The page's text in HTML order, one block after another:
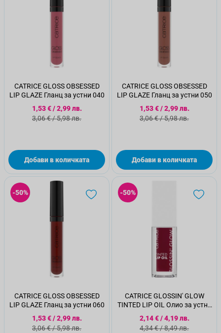
CATRICE GLOSS OBSESSED
LIP GLAZE Гланц за устни 040
Специална цена
1,53 €/2,99 лв.
Стандартна цена
3,06 €/5,98 лв.
Добави в количката
CATRICE GLOSS OBSESSED
LIP GLAZE Гланц за устни 050
Специална цена
1,53 €/2,99 лв.
Стандартна цена
3,06 €/5,98 лв.
Добави в количката
-50%
CATRICE GLOSS OBSESSED
LIP GLAZE Гланц за устни 060
Специална цена
1,53 €/2,99 лв.
Стандартна цена
3,06 €/5,98 лв.
-50%
CATRICE GLOSSIN' GLOW
TINTED LIP OIL Олио за устни
070
Специална цена
2,14 €/4,19 лв.
Стандартна цена
4,34 €/8,49 лв.